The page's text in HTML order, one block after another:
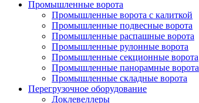
Промышленные ворота
Промышленные ворота с калиткой
Промышленные подвесные ворота
Промышленные распашные ворота
Промышленные рулонные ворота
Промышленные секционные ворота
Промышленные панорамные ворота
Промышленные складные ворота
Перегрузочное оборудование
Доклевеллеры